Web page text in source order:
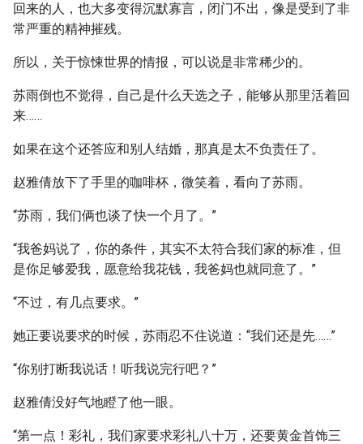
回来的人，也大多变得沉默寡言，闭门不出，像是受到了非
常严重的精神摧残。
所以，关于惊悚世界的情报，可以说是非常稀少的。
苏雨倒也不觉得，自己是什么天选之子，能够从那里活着回
来……
如果在这个还答应和别人结婚，那真是太不负责任了。
赵雅倩放下了手里的咖啡杯，微笑着，看向了苏雨。
“苏雨，我们俩也谈了快一个月了。”
“我爸妈说了，你的条件，其实不太符合我们家的标准，但
是你足够爱我，愿意给我花钱，我爸妈也就同意了。”
“不过，有几点要求。”
她正要说要求的时候，苏雨忍不住说道：“我们还是先……”
“你别打断我说话！听我说完行吧？”
赵雅倩没好气地瞪了他一眼。
“第一点！彩礼，我们家要求彩礼八十万，还要黄金首饰三